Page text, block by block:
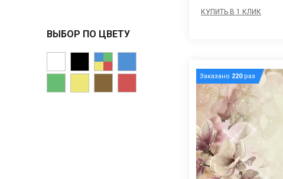
ВЫБОР ПО ЦВЕТУ
КУПИТЬ В 1 КЛИК
Заказано 220раз